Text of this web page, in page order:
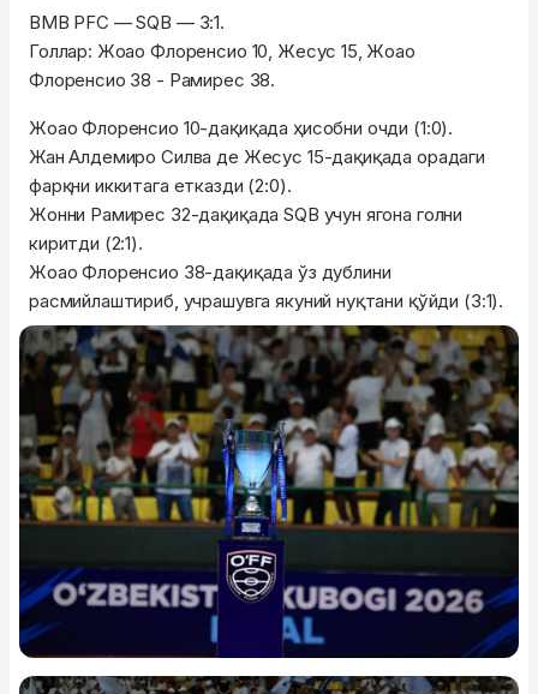
BMB PFC — SQB — 3:1.
Голлар: Жоао Флоренсио 10, Жесус 15, Жоао
Флоренсио 38 - Рамирес 38.
Жоао Флоренсио 10-дақиқада ҳисобни очди (1:0).
Жан Алдемиро Силва де Жесус 15-дақиқада орадаги
фарқни иккитага етказди (2:0).
Жонни Рамирес 32-дақиқада SQB учун ягона голни
киритди (2:1).
Жоао Флоренсио 38-дақиқада ўз дублини
расмийлаштириб, учрашувга якуний нуқтани қўйди (3:1).